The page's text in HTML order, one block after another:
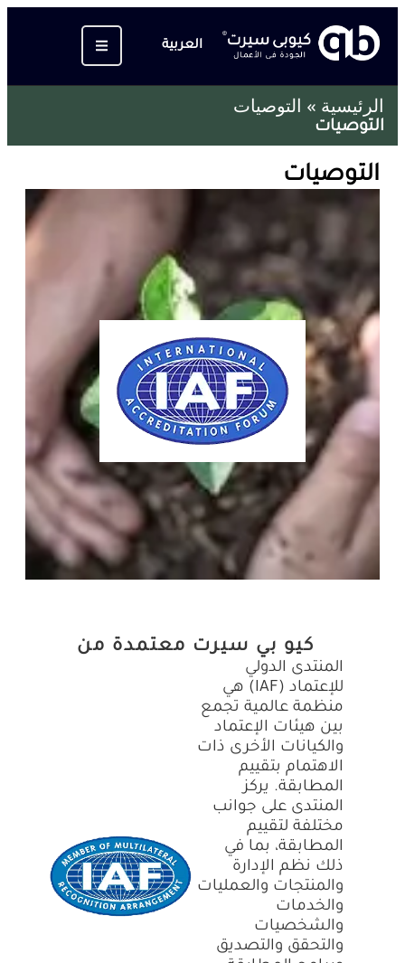
العربية
الرئيسية » التوصيات
التوصيات
التوصيات
كيو بي سيرت معتمدة من
المنتدى الدولي
للإعتماد (IAF) هي
منظمة عالمية تجمع
بين هيئات الإعتماد
والكيانات الأخرى ذات
الاهتمام بتقييم
المطابقة. يركز
المنتدى على جوانب
مختلفة لتقييم
المطابقة، بما في
ذلك نظم الإدارة
والمنتجات والعمليات
والخدمات
والشخصيات
والتحقق والتصديق